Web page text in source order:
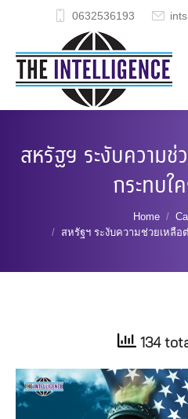
0632536193
สหรัฐฯ ระงับความช่
กระทบใ
Home
สหรัฐฯ ระงับความช่วยเหลือ
134